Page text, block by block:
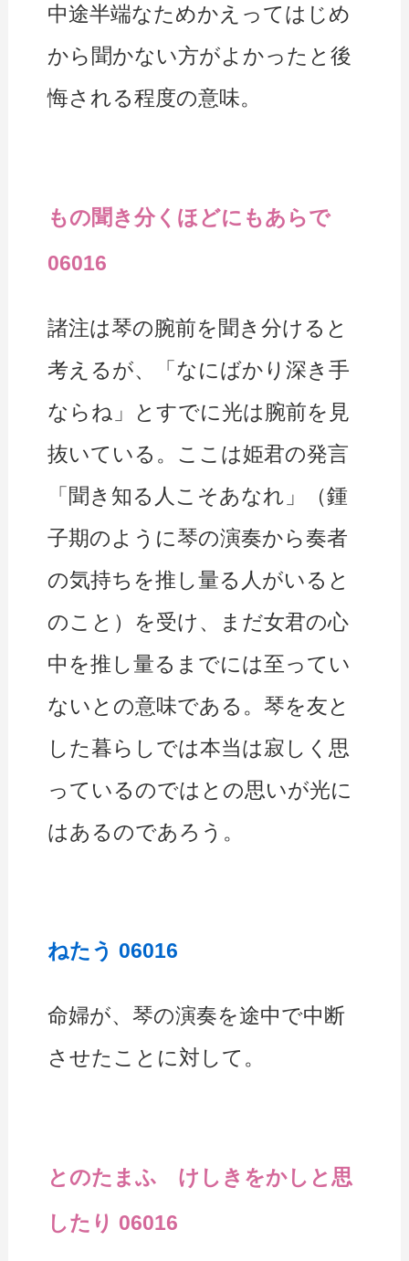
中途半端なためかえってはじめ
から聞かない方がよかったと後
悔される程度の意味。
もの聞き分くほどにもあらで
06016
諸注は琴の腕前を聞き分けると
考えるが、「なにばかり深き手
ならね」とすでに光は腕前を見
抜いている。ここは姫君の発言
「聞き知る人こそあなれ」（鍾
子期のように琴の演奏から奏者
の気持ちを推し量る人がいると
のこと）を受け、まだ女君の心
中を推し量るまでには至ってい
ないとの意味である。琴を友と
した暮らしでは本当は寂しく思
っているのではとの思いが光に
はあるのであろう。
ねたう 06016
命婦が、琴の演奏を途中で中断
させたことに対して。
とのたまふ けしきをかしと思
したり 06016